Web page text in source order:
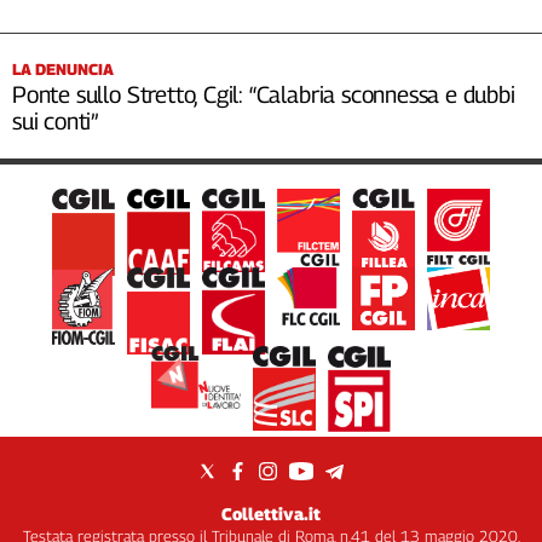
LA DENUNCIA
Ponte sullo Stretto, Cgil: “Calabria sconnessa e dubbi
sui conti”
Collettiva.it
Testata registrata presso il Tribunale di Roma, n.41 del 13 maggio 2020.